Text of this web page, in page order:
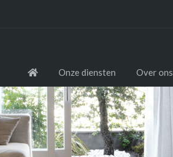
Onze diensten Over ons